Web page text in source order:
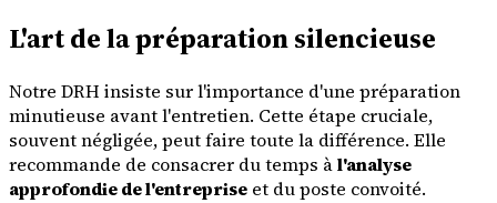
L'art de la préparation silencieuse
Notre DRH insiste sur l'importance d'une préparation
minutieuse avant l'entretien. Cette étape cruciale,
souvent négligée, peut faire toute la différence. Elle
recommande de consacrer du temps àl'analyse
approfondie de l'entreprise et du poste convoité.